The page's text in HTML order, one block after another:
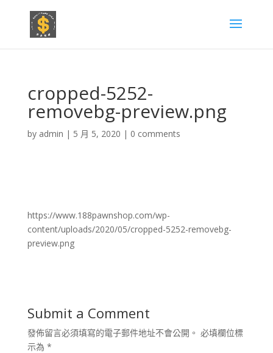
cropped-5252-
removebg-preview.png
by admin | 5 月 5, 2020 | 0 comments
https://www.188pawnshop.com/wp-
content/uploads/2020/05/cropped-5252-removebg-
preview.png
Submit a Comment
發佈留言必須填寫的電子郵件地址不會公開。 必填欄位標
示為 *